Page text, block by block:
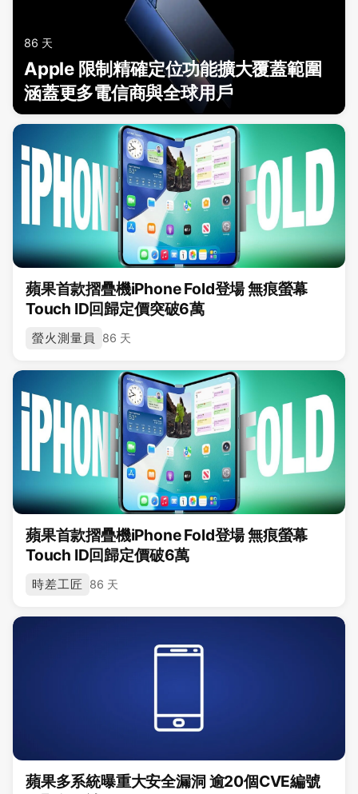
86 天
Apple 限制精確定位功能擴大覆蓋範圍
涵蓋更多電信商與全球用戶
蘋果首款摺疊機iPhone Fold登場 無痕螢幕
Touch ID回歸定價突破6萬
螢火測量員 86 天
蘋果首款摺疊機iPhone Fold登場 無痕螢幕
Touch ID回歸定價破6萬
時差工匠 86 天
蘋果多系統曝重大安全漏洞 逾20個CVE編號